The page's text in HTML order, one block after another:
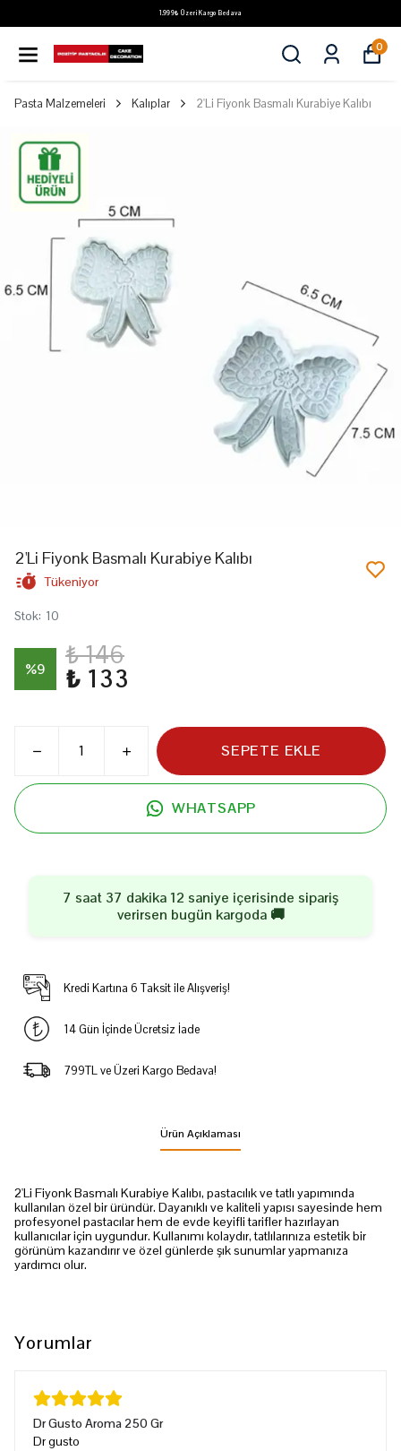
1.999₺ Üzeri Kargo Bedava
0
Pasta Malzemeleri Kalıplar 2'Li Fiyonk Basmalı Kurabiye Kalıbı
2'Li Fiyonk Basmalı Kurabiye Kalıbı
Tükeniyor
Stok: 10
%9 ₺ 146
₺ 133
SEPETE EKLE
WHATSAPP
7 saat 37 dakika 12 saniye içerisinde sipariş
verirsen bugün kargoda 🚚
Kredi Kartına 6 Taksit ile Alışveriş!
14 Gün İçinde Ücretsiz İade
799TL ve Üzeri Kargo Bedava!
Ürün Açıklaması
2'Li Fiyonk Basmalı Kurabiye Kalıbı, pastacılık ve tatlı yapımında
kullanılan özel bir üründür. Dayanıklı ve kaliteli yapısı sayesinde hem
profesyonel pastacılar hem de evde keyifli tarifler hazırlayan
kullanıcılar için uygundur. Kullanımı kolaydır, tatlılarınıza estetik bir
görünüm kazandırır ve özel günlerde şık sunumlar yapmanıza
yardımcı olur.
Yorumlar
Dr Gusto Aroma 250 Gr
Dr gusto